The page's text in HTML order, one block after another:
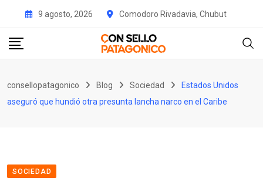
content
9 agosto, 2026 Comodoro Rivadavia, Chubut
consellopatagonico Blog Sociedad
Estados Unidos
aseguró que hundió otra presunta lancha narco en el Caribe
SOCIEDAD